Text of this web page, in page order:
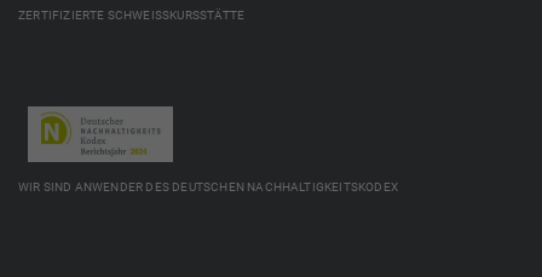
ZERTIFIZIERTE SCHWEISSKURSSTÄTTE
WIR SIND ANWENDER DES DEUTSCHEN NACHHALTIGKEITSKODEX